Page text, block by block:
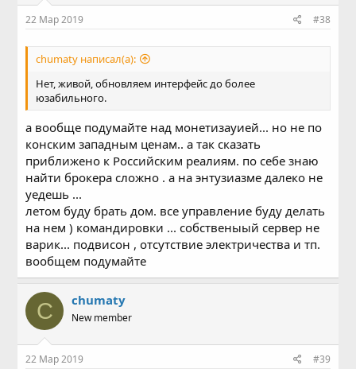
22 Мар 2019 #38
chumaty написал(а):
Нет, живой, обновляем интерфейс до более
юзабильного.
а вообще подумайте над монетизауией... но не по
конским западным ценам.. а так сказать
приближено к Российским реалиям. по себе знаю
найти брокера сложно . а на энтузиазме далеко не
уедешь ...
летом буду брать дом. все управление буду делать
на нем ) командировки ... собственыый сервер не
варик... подвисон , отсутствие электричества и тп.
вообщем подумайте
C chumaty
New member
22 Мар 2019 #39